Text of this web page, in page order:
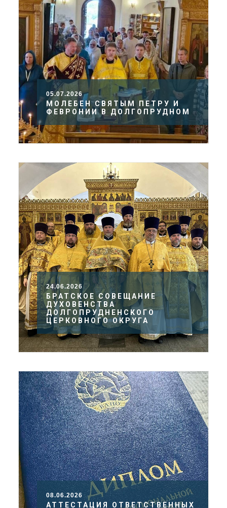
05.07.2026
МОЛЕБЕН СВЯТЫМ ПЕТРУ И
ФЕВРОНИИ В ДОЛГОПРУДНОМ
24.06.2026
БРАТСКОЕ СОВЕЩАНИЕ
ДУХОВЕНСТВА
ДОЛГОПРУДНЕНСКОГО
ЦЕРКОВНОГО ОКРУГА
08.06.2026
АТТЕСТАЦИЯ ОТВЕТСТВЕННЫХ